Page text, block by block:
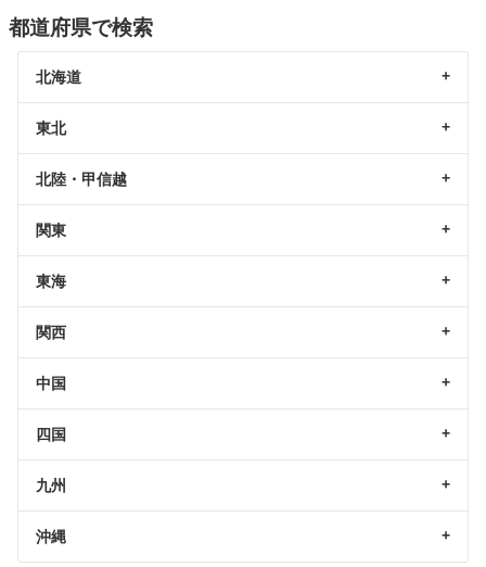
都道府県で検索
北海道
東北
北陸・甲信越
関東
東海
関西
中国
四国
九州
沖縄